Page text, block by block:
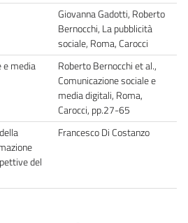
Giovanna Gadotti, Roberto
Bernocchi, La pubblicità
sociale, Roma, Carocci
e media
Roberto Bernocchi et al.,
Comunicazione sociale e
media digitali, Roma,
Carocci, pp.27-65
del
Francesco Di Costanzo